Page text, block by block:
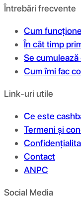
Întrebări frecvente
Cum
În cât timp
Se
Cum îmi fac
Link-uri utile
Ce este
Termeni și
Contact
ANPC
Social Media